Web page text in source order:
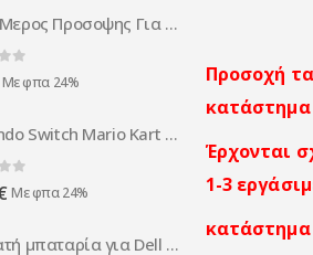
Προσοχή
κατάστημα
Έρχονται
1-3
Πισω Μερος Προσοψης Για Nokia N95 Μωβ OEM Χωρις Καλυμμα Μπαταρια
5
Με φπα 24%
Nintendo Switch Mario Kart 8 Deluxe 2520340
5Με φπα 24%
Συμβατή μπαταρία για Dell XPS14 15 17